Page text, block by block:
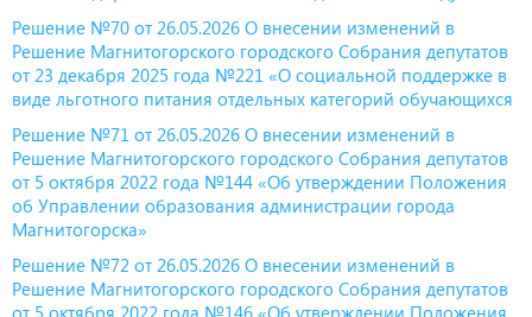
Решение №70 от 26.05.2026 О внесении изменений в
Решение Магнитогорского городского Собрания депутатов
от 23 декабря 2025 года №221 «О социальной поддержке в
виде льготного питания отдельных категорий обучающихся
Решение №71 от 26.05.2026 О внесении изменений в
Решение Магнитогорского городского Собрания депутатов
от 5 октября 2022 года №144 «Об утверждении Положения
об Управлении образования администрации города
Магнитогорска»
Решение №72 от 26.05.2026 О внесении изменений в
Решение Магнитогорского городского Собрания депутатов
от 5 октября 2022 года №146 «Об утверждении Положения